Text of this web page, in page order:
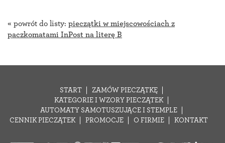
« powrót do listy: pieczątki w miejscowościach z
paczkomatami InPost na literę B
START
ZAMÓW PIECZĄTKĘ
KATEGORIE I WZORY PIECZĄTEK
AUTOMATY SAMOTUSZUJĄCE I STEMPLE
CENNIK PIECZĄTEK
PROMOCJE O FIRMIE KONTAKT